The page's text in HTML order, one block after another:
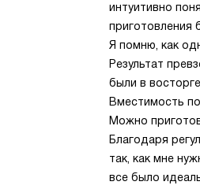
интуитивно
приготовления
Я помню, как
Результат
были в
Вместимость
Можно
Благодаря
так, как мне
все было